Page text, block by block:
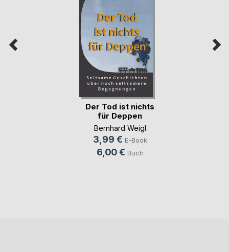
Der Tod ist nichts
für Deppen
Bernhard Weigl
3,99 € E-Book
6,00 € Buch